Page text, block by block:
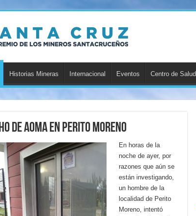
Historias Mineras Internacional Eventos Centro de Salud
de AOMA en Perito Moreno
En horas de la
noche de ayer, por
razones que aún se
están investigando,
un hombre de la
localidad de Perito
Moreno, intentó